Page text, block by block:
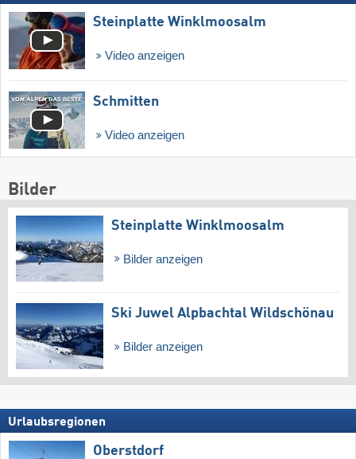
Steinplatte Winklmoosalm
Video anzeigen
Schmitten
Video anzeigen
Bilder
Steinplatte Winklmoosalm
Bilder anzeigen
Ski Juwel Alpbachtal Wildschönau
Bilder anzeigen
Urlaubsregionen
Oberstdorf